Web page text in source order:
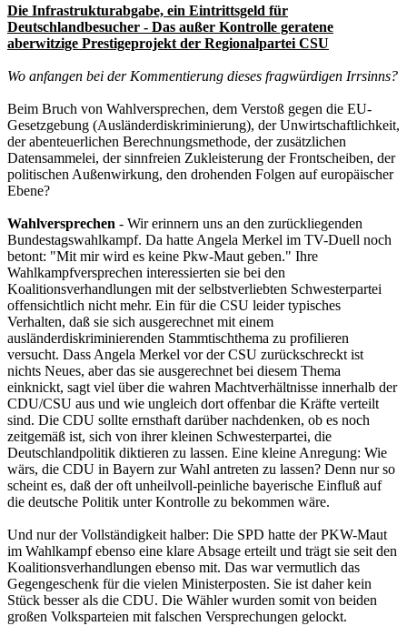
Die Infrastrukturabgabe, ein Eintrittsgeld für
Deutschlandbesucher - Das außer Kontrolle geratene
aberwitzige Prestigeprojekt der Regionalpartei CSU
Wo anfangen bei der Kommentierung dieses fragwürdigen Irrsinns?
Beim Bruch von Wahlversprechen, dem Verstoß gegen die EU-
Gesetzgebung (Ausländerdiskriminierung), der Unwirtschaftlichkeit,
der abenteuerlichen Berechnungsmethode, der zusätzlichen
Datensammelei, der sinnfreien Zukleisterung der Frontscheiben, der
politischen Außenwirkung, den drohenden Folgen auf europäischer
Ebene?
Wahlversprechen - Wir erinnern uns an den zurückliegenden
Bundestagswahlkampf. Da hatte Angela Merkel im TV-Duell noch
betont: "Mit mir wird es keine Pkw-Maut geben." Ihre
Wahlkampfversprechen interessierten sie bei den
Koalitionsverhandlungen mit der selbstverliebten Schwesterpartei
offensichtlich nicht mehr. Ein für die CSU leider typisches
Verhalten, daß sie sich ausgerechnet mit einem
ausländerdiskriminierenden Stammtischthema zu profilieren
versucht. Dass Angela Merkel vor der CSU zurückschreckt ist
nichts Neues, aber das sie ausgerechnet bei diesem Thema
einknickt, sagt viel über die wahren Machtverhältnisse innerhalb der
CDU/CSU aus und wie ungleich dort offenbar die Kräfte verteilt
sind. Die CDU sollte ernsthaft darüber nachdenken, ob es noch
zeitgemäß ist, sich von ihrer kleinen Schwesterpartei, die
Deutschlandpolitik diktieren zu lassen. Eine kleine Anregung: Wie
wärs, die CDU in Bayern zur Wahl antreten zu lassen? Denn nur so
scheint es, daß der oft unheilvoll-peinliche bayerische Einfluß auf
die deutsche Politik unter Kontrolle zu bekommen wäre.
Und nur der Vollständigkeit halber: Die SPD hatte der PKW-Maut
im Wahlkampf ebenso eine klare Absage erteilt und trägt sie seit den
Koalitionsverhandlungen ebenso mit. Das war vermutlich das
Gegengeschenk für die vielen Ministerposten. Sie ist daher kein
Stück besser als die CDU. Die Wähler wurden somit von beiden
großen Volksparteien mit falschen Versprechungen gelockt.